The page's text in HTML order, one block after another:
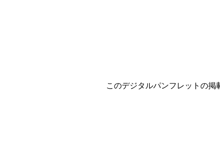
このデジタルパンフレットの掲